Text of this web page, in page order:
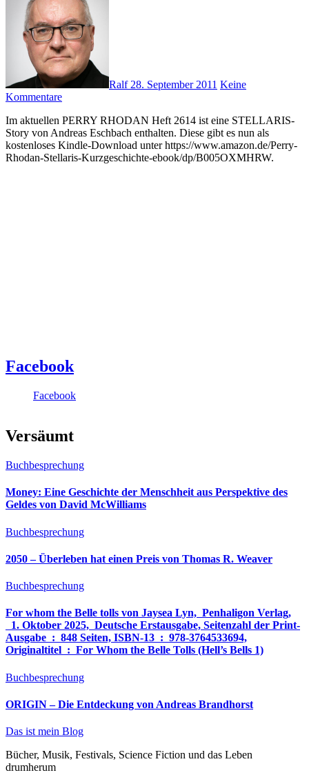
Ralf28. September 2011 Keine
Kommentare
Im aktuellen PERRY RHODAN Heft 2614 ist eine STELLARIS-
Story von Andreas Eschbach enthalten. Diese gibt es nun als
kostenloses Kindle-Download unter https://www.amazon.de/Perry-
Rhodan-Stellaris-Kurzgeschichte-ebook/dp/B005OXMHRW.
Facebook
Facebook
Versäumt
Buchbesprechung
Money: Eine Geschichte der Menschheit aus Perspektive des
Geldes von David McWilliams
Buchbesprechung
2050 – Überleben hat einen Preis von Thomas R. Weaver
Buchbesprechung
For whom the Belle tolls von Jaysea Lyn, ‎ Penhaligon Verlag,
‎ 1. Oktober 2025, ‎ Deutsche Erstausgabe, Seitenzahl der Print-
Ausgabe ‏ : ‎ 848 Seiten, ISBN-13 ‏ : ‎ 978-3764533694,
Originaltitel ‏ : ‎ For Whom the Belle Tolls (Hell’s Bells 1)
Buchbesprechung
ORIGIN – Die Entdeckung von Andreas Brandhorst
Das ist mein Blog
Bücher, Musik, Festivals, Science Fiction und das Leben
drumherum